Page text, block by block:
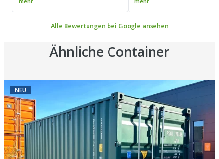
gesamte Abwicklung verlaufen
absolut reibungslos und super
den Fahrer: Er beherrscht sein
Container zentimetergenau und
präzise abgestellt. Pünktlichkeit
wirklich nicht – macht weiter so!
konnte den LKW super
(Siehe Foto) Ich werde mir
wieder drauf zurück
Alle Bewertungen bei Google ansehen
Ähnliche Container
NEU